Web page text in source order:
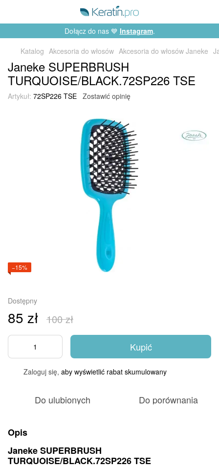
Dołącz do nas 💙 Instagram.
Katalog Akcesoria do włosów Akcesoria do włosów Janeke
Janeke SUPERBRUSH
TURQUOISE/BLACK.72SP226 TSE
Artykuł: 72SP226 TSE Zostawić opinię
−15%
Dostępny
85 zł 100 zł
Kupić
Zaloguj się, aby wyświetlić rabat skumulowany
Do ulubionych Do porównania
Opis
Janeke SUPERBRUSH
TURQUOISE/BLACK.72SP226 TSE